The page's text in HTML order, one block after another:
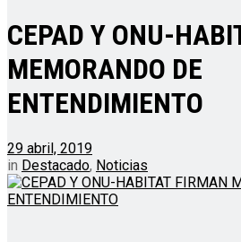
CEPAD Y ONU-
MEMORANDO DE
ENTENDIMIENTO
29 abril, 2019
in Destacado, Noticias